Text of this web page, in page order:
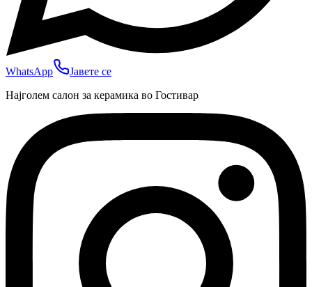
WhatsApp
Јавете се
Најголем салон за керамика во Гостивар